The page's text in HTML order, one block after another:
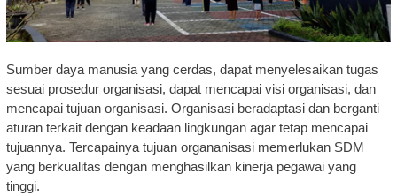
Sumber daya manusia yang cerdas, dapat menyelesaikan tugas
sesuai prosedur organisasi, dapat mencapai visi organisasi, dan
mencapai tujuan organisasi. Organisasi beradaptasi dan berganti
aturan terkait dengan keadaan lingkungan agar tetap mencapai
tujuannya. Tercapainya tujuan organanisasi memerlukan SDM
yang berkualitas dengan menghasilkan kinerja pegawai yang
tinggi.